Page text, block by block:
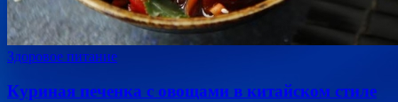
Здоровое питание
Куриная печенка с овощами в китайском стиле